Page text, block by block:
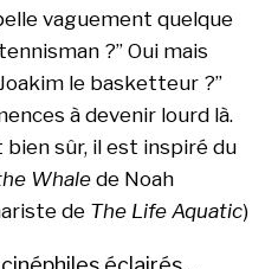
vaguement quelque
?” Oui mais
le basketteur ?”
à devenir lourd là.
bien sûr, il est inspiré du
Whale de Noah
de The Life Aquatic)